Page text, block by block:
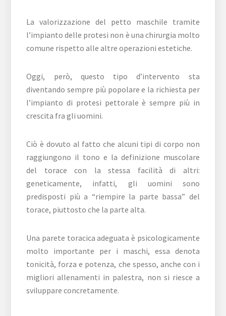
La valorizzazione del petto maschile tramite
l’impianto delle protesi non è una chirurgia molto
comune rispetto alle altre operazioni estetiche.
Oggi, però, questo tipo d’intervento sta
diventando sempre più popolare e la richiesta per
l’impianto di protesi pettorale è sempre più in
crescita fra gli uomini.
Ciò è dovuto al fatto che alcuni tipi di corpo non
raggiungono il tono e la definizione muscolare
del torace con la stessa facilità di altri:
geneticamente, infatti, gli uomini sono
predisposti più a “riempire la parte bassa” del
torace, piuttosto che la parte alta.
Una parete toracica adeguata è psicologicamente
molto importante per i maschi, essa denota
tonicità, forza e potenza, che spesso, anche con i
migliori allenamenti in palestra, non si riesce a
sviluppare concretamente.